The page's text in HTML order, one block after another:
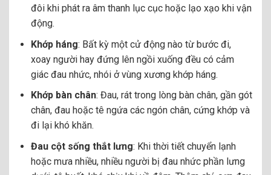
đôi khi phát ra âm thanh lục cục hoặc lạo xạo khi vận
động.
Khớp háng: Bất kỳ một cử động nào từ bước đi,
xoay người hay đứng lên ngồi xuống đều có cảm
giác đau nhức, nhói ở vùng xương khớp háng.
Khớp bàn chân: Đau, rát trong lòng bàn chân, gần gót
chân, đau hoặc tê ngứa các ngón chân, cứng khớp và
đi lại khó khăn.
Đau cột sống thắt lưng: Khi thời tiết chuyển lạnh
hoặc mưa nhiều, nhiều người bị đau nhức phần lưng